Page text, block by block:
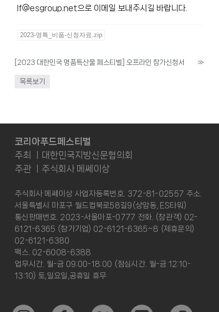
lf@esgroup.net으로 이메일 보내주시길 바랍니다.
2023-명특_비품-신청자료.zip
[2023 대한민국 명품특산물 페스티벌] 오프라인 참가신청서 »
목록보기
코리아푸드페스티벌
주최 ㅣ대한민국지방신문협의회
주관 ㅣ주식회사 메쎄이상
주식회사 메쎄이상 사업자등록번호. 372-81-02557 주소.
서울특별시 마포구 월드컵북로58길9(상암동, ES타워)
통신판매번호. 2023-서울마포-0777 전화. (참관객) 02-
6121-6365 (참가기업) 02-6121-6365~8 (제휴문의)
02-6121-6380
팩스. 02-6008-6388
업무시간. 월-금 09:00-18:00 (점심시간. 월-금 12:10-
13:10) 토,일요일,공휴일 휴무